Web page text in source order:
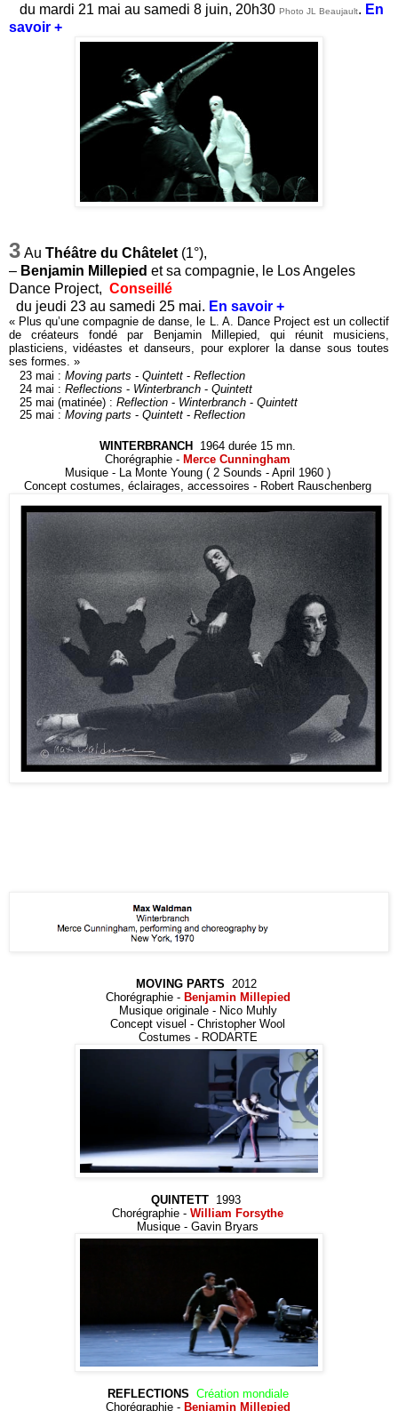
du mardi 21 mai au samedi 8 juin, 20h30 Photo JL Beaujault. En
savoir +
3 Au Théâtre du Châtelet (1°),
– Benjamin Millepied et sa compagnie, le Los Angeles
Dance Project, Conseillé
du jeudi 23 au samedi 25 mai. En savoir +
« Plus qu’une compagnie de danse, le L. A. Dance Project est un collectif
de créateurs fondé par Benjamin Millepied, qui réunit musiciens,
plasticiens, vidéastes et danseurs, pour explorer la danse sous toutes
ses formes. »
23 mai : Moving parts - Quintett - Reflection
24 mai : Reflections - Winterbranch - Quintett
25 mai (matinée) : Reflection - Winterbranch - Quintett
25 mai : Moving parts - Quintett - Reflection
WINTERBRANCH
1964 durée 15 mn.
Chorégraphie - Merce Cunningham
Musique - La Monte Young ( 2 Sounds - April 1960 )
Concept costumes, éclairages, accessoires - Robert Rauschenberg
MOVING PARTS 2012
Chorégraphie - Benjamin Millepied
Musique originale - Nico Muhly
Concept visuel - Christopher Wool
Costumes - RODARTE
QUINTETT 1993
Chorégraphie - William Forsythe
Musique - Gavin Bryars
REFLECTIONS Création mondiale
Chorégraphie - Benjamin Millepied